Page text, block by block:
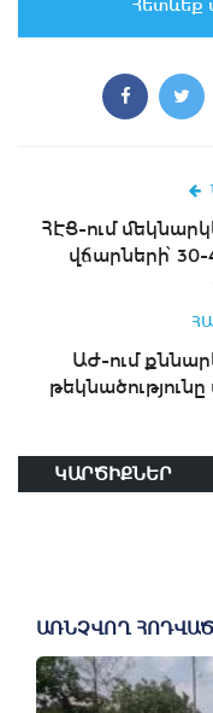
Հետևեք
ՀԷՑ-ում
վճարների՝
ԱԺ-ում
ԿԱՐԾԻՔՆԵՐ
ԱՌՆՉՎՈՂ ՀՈԴՎԱԾ